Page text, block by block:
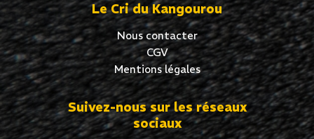
Le Cri du Kangourou
Nous contacter
CGV
Mentions légales
Suivez-nous sur les réseaux
sociaux